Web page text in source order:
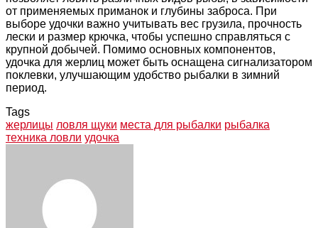
от применяемых приманок и глубины заброса. При
выборе удочки важно учитывать вес грузила, прочность
лески и размер крючка, чтобы успешно справляться с
крупной добычей. Помимо основных компонентов,
удочка для жерлиц может быть оснащена сигнализатором
поклевки, улучшающим удобство рыбалки в зимний
период.
Tags
жерлицы ловля щуки места для рыбалки рыбалка
техника ловли удочка